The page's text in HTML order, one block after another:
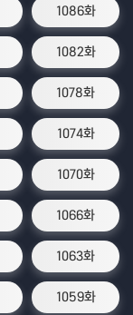
1086화
1082화
1078화
1074화
1070화
1066화
1063화
1059화